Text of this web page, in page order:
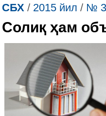
СБХ / 2015 йил / №
Солиқ ҳам